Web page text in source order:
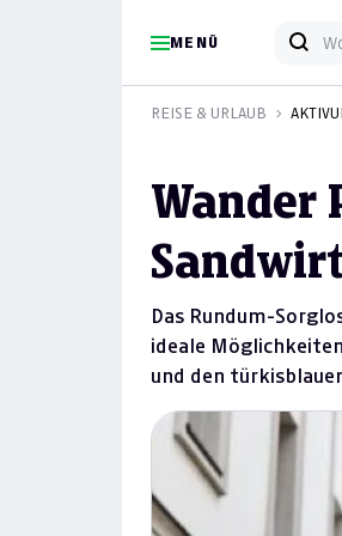
MENÜ
REISE & URLAUB
Wander
Das Rundum-
ideale
und den